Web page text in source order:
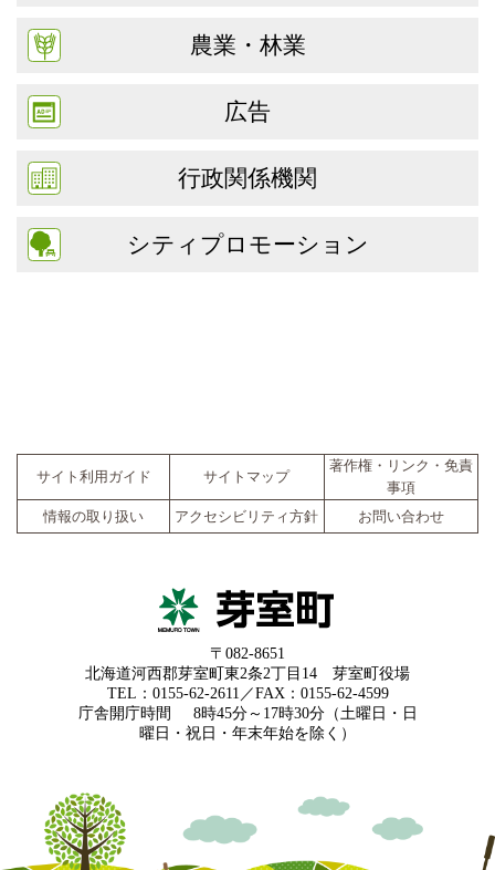
農業・林業
広告
行政関係機関
シティプロモーション
サイト利用ガイド サイトマップ
著作権・リンク・免責
事項
情報の取り扱い
アクセシビリティ方針 お問い合わせ
〒082-8651
北海道河西郡芽室町東2条2丁目14 芽室町役場
TEL：0155-62-2611／FAX：0155-62-4599
庁舎開庁時間
8時45分～17時30分（土曜日・日
曜日・祝日・年末年始を除く）